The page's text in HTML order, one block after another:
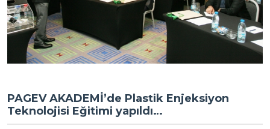
PAGEV AKADEMİ’de Plastik Enjeksiyon
Teknolojisi Eğitimi yapıldı…